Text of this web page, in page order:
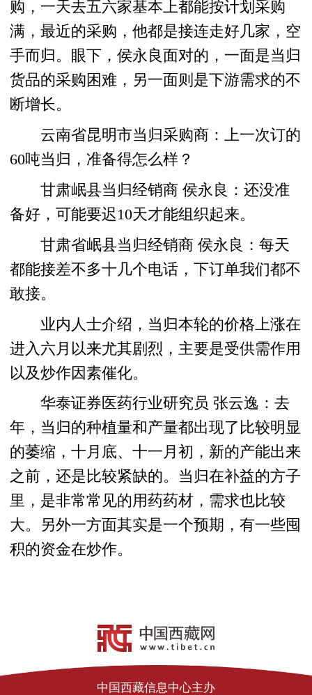
购，一天去五六家基本上都能按计划采购
满，最近的采购，他都是接连走好几家，空
手而归。眼下，侯永良面对的，一面是当归
货品的采购困难，另一面则是下游需求的不
断增长。
云南省昆明市当归采购商：上一次订的
60吨当归，准备得怎么样？
甘肃岷县当归经销商 侯永良：还没准
备好，可能要迟10天才能组织起来。
甘肃省岷县当归经销商 侯永良：每天
都能接差不多十几个电话，下订单我们都不
敢接。
业内人士介绍，当归本轮的价格上涨在
进入六月以来尤其剧烈，主要是受供需作用
以及炒作因素催化。
华泰证券医药行业研究员 张云逸：去
年，当归的种植量和产量都出现了比较明显
的萎缩，十月底、十一月初，新的产能出来
之前，还是比较紧缺的。当归在补益的方子
里，是非常常见的用药药材，需求也比较
大。另外一方面其实是一个预期，有一些囤
积的资金在炒作。
中国西藏信息中心主办